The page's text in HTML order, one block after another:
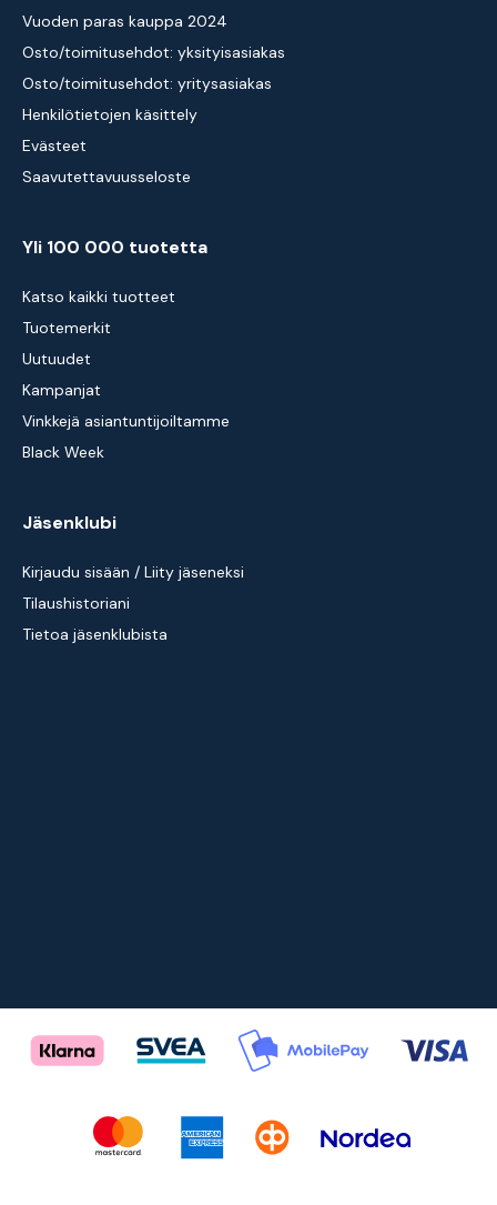
Vuoden paras kauppa 2024
Osto/toimitusehdot: yksityisasiakas
Osto/toimitusehdot: yritysasiakas
Henkilötietojen käsittely
Evästeet
Saavutettavuusseloste
Yli 100 000 tuotetta
Katso kaikki tuotteet
Tuotemerkit
Uutuudet
Kampanjat
Vinkkejä asiantuntijoiltamme
Black Week
Jäsenklubi
Kirjaudu sisään / Liity jäseneksi
Tilaushistoriani
Tietoa jäsenklubista